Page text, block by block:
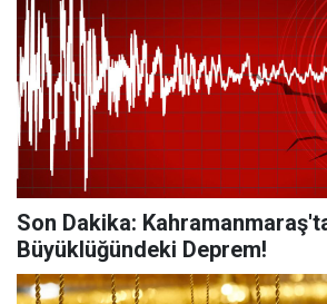
Son Dakika:
Büyüklüğündeki Deprem!